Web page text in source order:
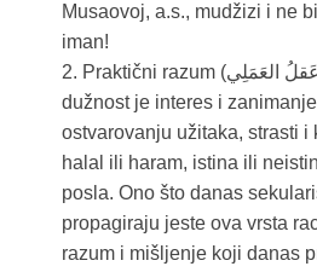
Musaovoj, a.s., mudžizi i ne
iman!
2. Praktični razum (عَقلُ العَمَلِي) – njegova
dužnost je interes i
ostvarovanju užitaka, strasti i
halal ili haram, istina ili
posla. Ono što danas
propagiraju jeste ova vrsta
razum i mišljenje koji danas